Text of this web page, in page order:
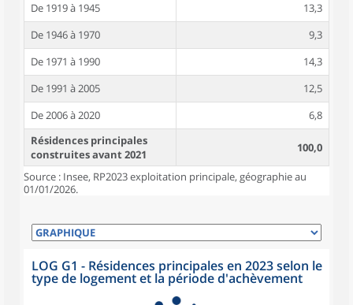
De 1919 à 1945
13,3
De 1946 à 1970
9,3
De 1971 à 1990
14,3
De 1991 à 2005
12,5
De 2006 à 2020
6,8
Résidences principales
construites avant 2021
100,0
Source : Insee, RP2023 exploitation principale, géographie au
01/01/2026.
LOG G1 - Résidences principales en 2023 selon le
type de logement et la période d'achèvement